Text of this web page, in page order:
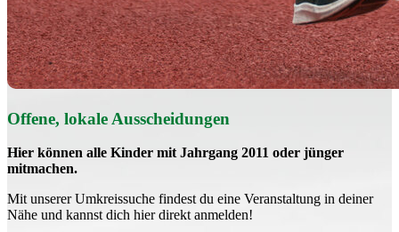
Offene, lokale Aus­schei­dungen
Hier können alle Kinder mit Jahrgang 2011 oder jünger
mitmachen.
Mit un­se­rer Um­kreis­su­che findest du eine Veranstaltung in deiner
Nähe und kannst dich hier direkt anmelden!